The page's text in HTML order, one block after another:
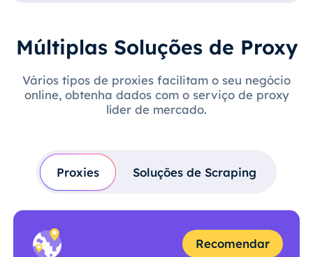
Múltiplas Soluções de Proxy
Vários tipos de proxies facilitam o seu negócio
online, obtenha dados com o serviço de proxy
líder de mercado.
Proxies Soluções de Scraping
Recomendar